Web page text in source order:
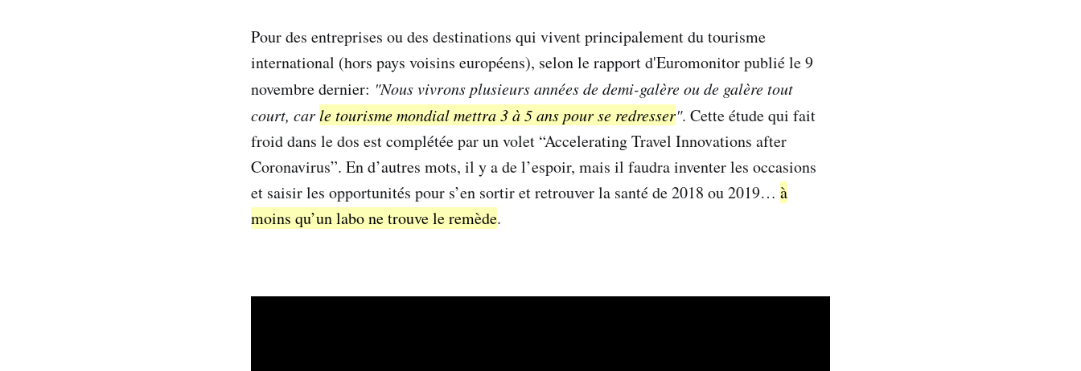
Pour des entreprises ou des destinations qui vivent principalement du tourisme
international (hors pays voisins européens), selon le rapport d'Euromonitor publié le 9
novembre dernier: "Nous vivrons plusieurs années de demi-galère ou de galère tout
court, carle tourisme mondial mettra 3 à 5 ans pour se redresser". Cette étude qui fait
froid dans le dos est complétée par un volet “Accelerating Travel Innovations after
Coronavirus”. En d’autres mots, il y a de l’espoir, mais il faudra inventer les occasions
et saisir les opportunités pour s’en sortir et retrouver la santé de 2018 ou 2019… à
moins qu’un labo ne trouve le remède.